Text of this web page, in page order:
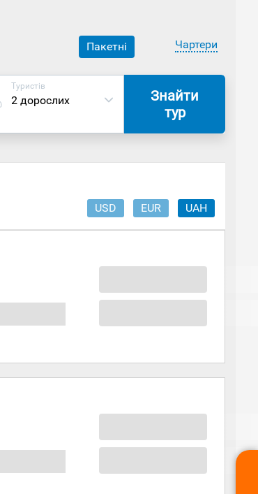
Пакетні Чартери
Туристів
2 дорослих
Знайти
тур
USD EUR UAH